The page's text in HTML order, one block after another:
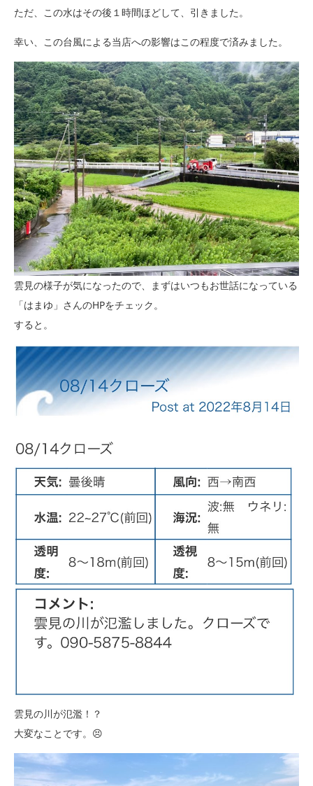
ただ、この水はその後１時間ほどして、引きました。
幸い、この台風による当店への影響はこの程度で済みました。
雲見の様子が気になったので、まずはいつもお世話になっている
「はまゆ」さんのHPをチェック。
すると。
雲見の川が氾濫！？
大変なことです。😣